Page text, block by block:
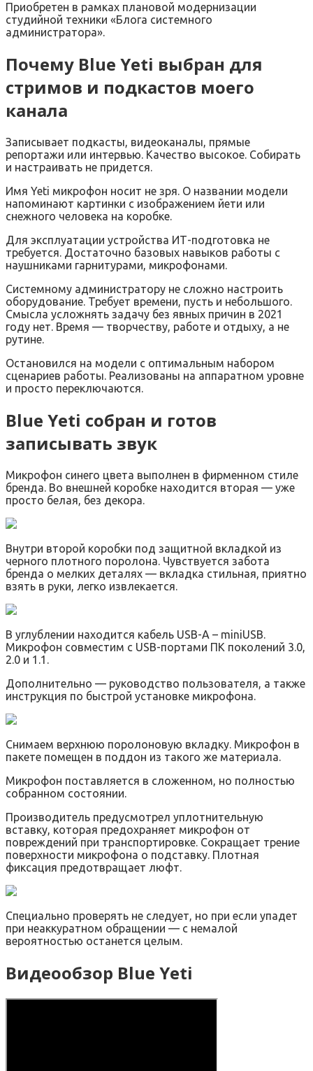
Приобретен в рамках плановой модернизации
студийной техники «Блога системного
администратора».
Почему Blue Yeti выбран для
стримов и подкастов моего
канала
Записывает подкасты, видеоканалы, прямые
репортажи или интервью. Качество высокое. Собирать
и настраивать не придется.
Имя Yeti микрофон носит не зря. О названии модели
напоминают картинки с изображением йети или
снежного человека на коробке.
Для эксплуатации устройства ИТ-подготовка не
требуется. Достаточно базовых навыков работы с
наушниками гарнитурами, микрофонами.
Системному администратору не сложно настроить
оборудование. Требует времени, пусть и небольшого.
Смысла усложнять задачу без явных причин в 2021
году нет. Время — творчеству, работе и отдыху, а не
рутине.
Остановился на модели с оптимальным набором
сценариев работы. Реализованы на аппаратном уровне
и просто переключаются.
Blue Yeti собран и готов
записывать звук
Микрофон синего цвета выполнен в фирменном стиле
бренда. Во внешней коробке находится вторая — уже
просто белая, без декора.
Внутри второй коробки под защитной вкладкой из
черного плотного поролона. Чувствуется забота
бренда о мелких деталях — вкладка стильная, приятно
взять в руки, легко извлекается.
В углублении находится кабель USB-A – miniUSB.
Микрофон совместим с USB-портами ПК поколений 3.0,
2.0 и 1.1.
Дополнительно — руководство пользователя, а также
инструкция по быстрой установке микрофона.
Снимаем верхнюю поролоновую вкладку. Микрофон в
пакете помещен в поддон из такого же материала.
Микрофон поставляется в сложенном, но полностью
собранном состоянии.
Производитель предусмотрел уплотнительную
вставку, которая предохраняет микрофон от
повреждений при транспортировке. Сокращает трение
поверхности микрофона о подставку. Плотная
фиксация предотвращает люфт.
Специально проверять не следует, но при если упадет
при неаккуратном обращении — с немалой
вероятностью останется целым.
Видеообзор Blue Yeti